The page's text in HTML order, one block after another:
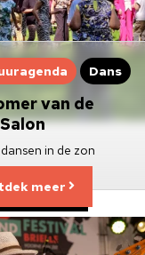
Dans
van de
in de zon
meer